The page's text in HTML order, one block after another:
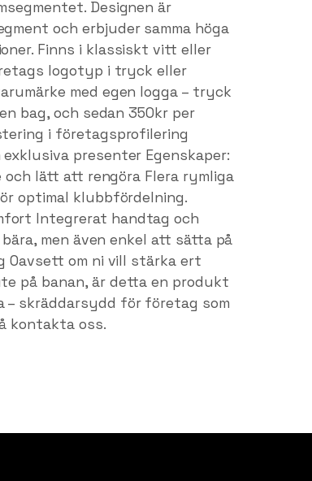
Designen är
och erbjuder samma höga
Finns i klassiskt vitt eller
logotyp i tryck eller
med egen logga – tryck
bag, och sedan 350kr per
i företagsprofilering
presenter Egenskaper:
lätt att rengöra Flera rymliga
optimal klubbfördelning.
Integrerat handtag och
men även enkel att sätta på
Oavsett om ni vill stärka ert
på banan, är detta en produkt
– skräddarsydd för företag som
kontakta oss.